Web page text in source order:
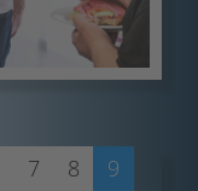
7 8
9